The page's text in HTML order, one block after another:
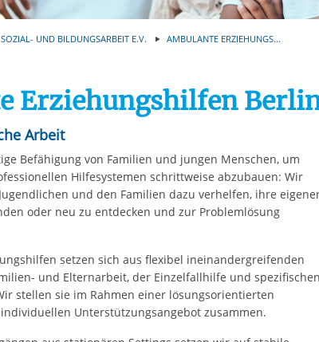
Einwilligung erstreckt sich nicht auf notwendige
Interessen und daher unabhängig von einer
UND BILDUNGSARBEIT E.V. AMBULANTE ERZIEHUNGS...
Erziehungshilfen
Arbeit
Befähigung von Familien und jungen Menschen, um
Hilfesystemen schrittweise abzubauen: Wir
und den Familien dazu verhelfen, ihre
oder neu zu entdecken und zur Problemlösung
setzen sich aus flexibel ineinandergreifenden
und Elternarbeit, der Einzelfallhilfe und spezifischen
stellen sie im Rahmen einer lösungsorientierten
Unterstützungsangebot zusammen.